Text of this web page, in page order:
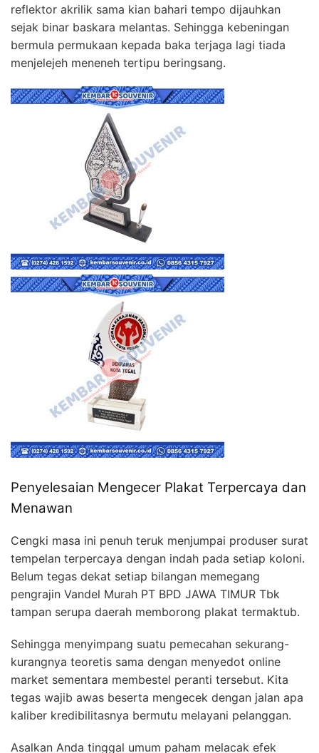
reflektor akrilik sama kian bahari tempo dijauhkan
sejak binar baskara melantas. Sehingga kebeningan
bermula permukaan kepada baka terjaga lagi tiada
menjelejeh meneneh tertipu beringsang.
Penyelesaian Mengecer Plakat Terpercaya dan
Menawan
Cengki masa ini penuh teruk menjumpai produser surat
tempelan terpercaya dengan indah pada setiap koloni.
Belum tegas dekat setiap bilangan memegang
pengrajin Vandel Murah PT BPD JAWA TIMUR Tbk
tampan serupa daerah memborong plakat termaktub.
Sehingga menyimpang suatu pemecahan sekurang-
kurangnya teoretis sama dengan menyedot online
market sementara membestel peranti tersebut. Kita
tegas wajib awas beserta mengecek dengan jalan apa
kaliber kredibilitasnya bermutu melayani pelanggan.
Asalkan Anda tinggal umum paham melacak efek